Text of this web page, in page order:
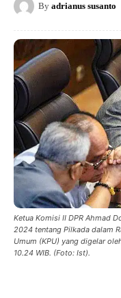
By adrianus susanto
Ketua Komisi II DPR Ahmad
2024 tentang Pilkada dalam
Umum (KPU) yang digelar
10.24 WIB. (Foto: Ist).